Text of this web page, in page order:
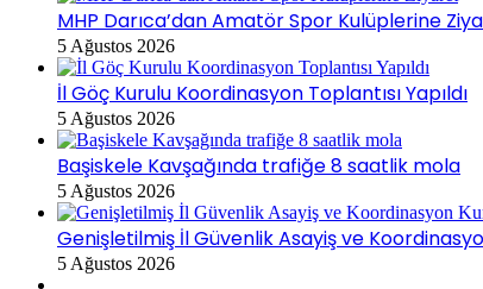
MHP Darıca’dan Amatör Spor Kulüplerine
5 Ağustos 2026
İl Göç Kurulu Koordinasyon Toplantısı Yapıldı
5 Ağustos 2026
Başiskele Kavşağında trafiğe 8 saatlik mola
5 Ağustos 2026
Genişletilmiş İl Güvenlik Asayiş ve
5 Ağustos 2026